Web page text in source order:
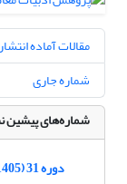
مقالات آماده
شماره جاری
شماره‌های پیشین
دوره 31 (1405)